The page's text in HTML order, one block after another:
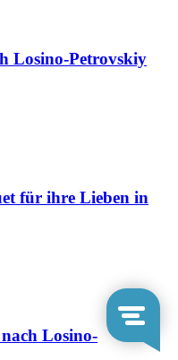
Losino-Petrovskiy
für ihre Lieben in
Losino-